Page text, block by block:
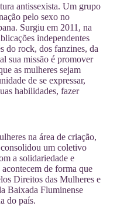
antissexista. Um grupo
pelo sexo no
Surgiu em 2011, na
independentes
do rock, dos fanzines, da
sua missão é promover
as mulheres sejam
de se expressar,
habilidades, fazer
na área de criação,
um coletivo
a solidariedade e
de forma que
Direitos das Mulheres e
Baixada Fluminense
do país.